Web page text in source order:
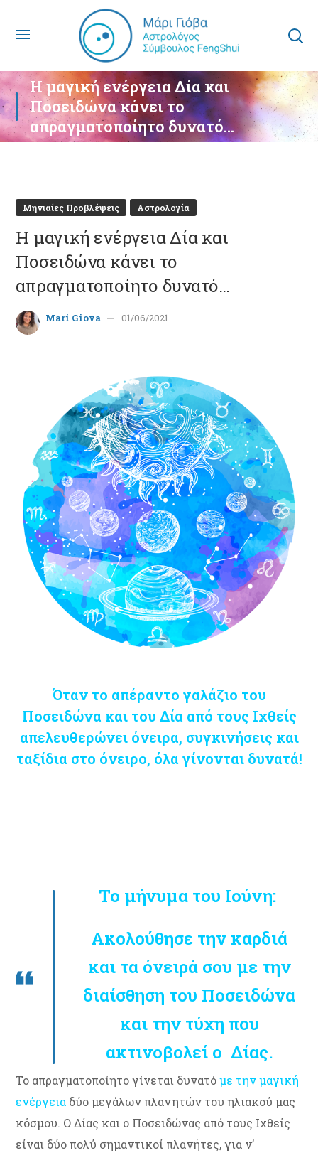
Η μαγική ενέργεια Δία και
Ποσειδώνα κάνει το
απραγματοποίητο δυνατό…
Μηνιαίες Προβλέψεις Αστρολογία
Η μαγική ενέργεια Δία και
Ποσειδώνα κάνει το
απραγματοποίητο δυνατό…
Mari Giova 01/06/2021
Όταν το απέραντο γαλάζιο του
Ποσειδώνα και του Δία από τους Ιχθείς
απελευθερώνει όνειρα, συγκινήσεις και
ταξίδια στο όνειρο, όλα γίνονται δυνατά!
Το μήνυμα του Ιούνη:
Ακολούθησε την καρδιά
και τα όνειρά σου με την
διαίσθηση του Ποσειδώνα
και την τύχη που
ακτινοβολεί ο Δίας.
Το απραγματοποίητο γίνεται δυνατόμε την μαγική
ενέργεια δύο μεγάλων πλανητών του ηλιακού μας
κόσμου. Ο Δίας και ο Ποσειδώνας από τους Ιχθείς
είναι δύο πολύ σημαντικοί πλανήτες, για ν’